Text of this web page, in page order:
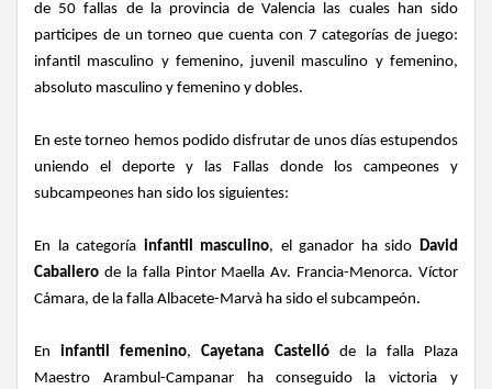
de 50 fallas de la provincia de Valencia las cuales han sido
participes de un torneo que cuenta con 7 categorías de juego:
infantil masculino y femenino, juvenil masculino y femenino,
absoluto masculino y femenino y dobles.
En este torneo hemos podido disfrutar de unos días estupendos
uniendo el deporte y las Fallas donde los campeones y
subcampeones han sido los siguientes:
En la categoría infantil masculino, el ganador ha sidoDavid
Caballero de la falla Pintor Maella Av. Francia-Menorca. Víctor
Cámara, de la falla Albacete-Marvà ha sido el subcampeón.
En infantil femenino, Cayetana Castellóde la falla Plaza
Maestro Arambul-Campanar ha conseguido la victoria y